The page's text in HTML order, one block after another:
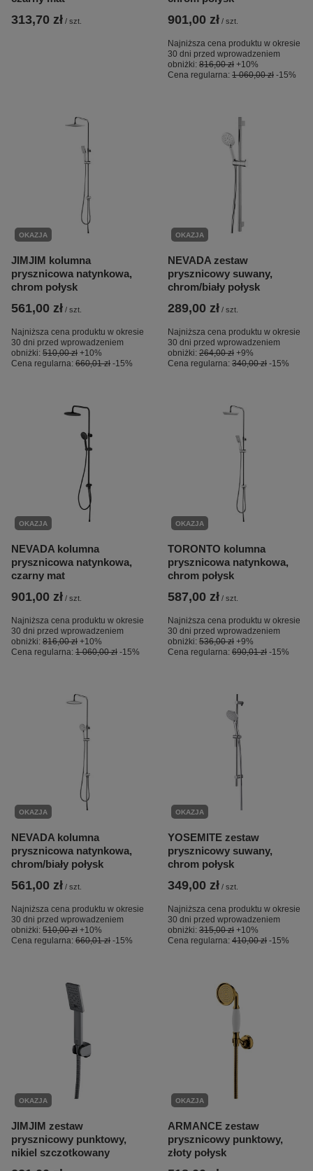
313,70 zł / szt. 901,00 zł / szt.
Najniższa cena produktu w okresie
30 dni przed wprowadzeniem
obniżki: 816,00 zł +10%
Cena regularna: 1 060,00 zł -15%
OKAZJA
JIMJIM kolumna
prysznicowa natynkowa,
chrom połysk
561,00 zł / szt.
Najniższa cena produktu w okresie
30 dni przed wprowadzeniem
obniżki: 510,00 zł +10%
Cena regularna: 660,01 zł -15%
OKAZJA
NEVADA zestaw
prysznicowy suwany,
chrom/biały połysk
289,00 zł / szt.
Najniższa cena produktu w okresie
30 dni przed wprowadzeniem
obniżki: 264,00 zł +9%
Cena regularna: 340,00 zł -15%
OKAZJA
NEVADA kolumna
prysznicowa natynkowa,
czarny mat
901,00 zł / szt.
Najniższa cena produktu w okresie
30 dni przed wprowadzeniem
obniżki: 816,00 zł +10%
Cena regularna: 1 060,00 zł -15%
OKAZJA
TORONTO kolumna
prysznicowa natynkowa,
chrom połysk
587,00 zł / szt.
Najniższa cena produktu w okresie
30 dni przed wprowadzeniem
obniżki: 536,00 zł +9%
Cena regularna: 690,01 zł -15%
OKAZJA
NEVADA kolumna
prysznicowa natynkowa,
chrom/biały połysk
561,00 zł / szt.
Najniższa cena produktu w okresie
30 dni przed wprowadzeniem
obniżki: 510,00 zł +10%
Cena regularna: 660,01 zł -15%
OKAZJA
YOSEMITE zestaw
prysznicowy suwany,
chrom połysk
349,00 zł / szt.
Najniższa cena produktu w okresie
30 dni przed wprowadzeniem
obniżki: 315,00 zł +10%
Cena regularna: 410,00 zł -15%
OKAZJA
JIMJIM zestaw
prysznicowy punktowy,
nikiel szczotkowany
OKAZJA
ARMANCE zestaw
prysznicowy punktowy,
złoty połysk